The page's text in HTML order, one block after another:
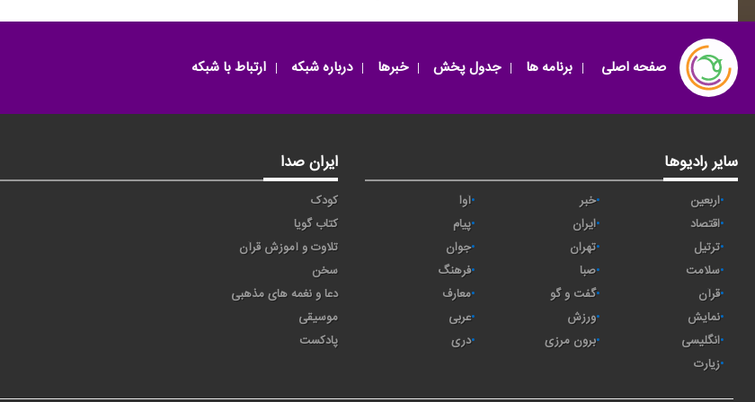
صفحه اصلی برنامه ها جدول پخش خبرها درباره شبکه ارتباط با شبکه
سایر رادیوها
اربعین خبر
آوا
اقتصاد
ايران
پیام
ترتیل
تهران
جوان
سلامت
صبا
فرهنگ
قرآن
گفت و گو
معارف
نمایش
ورزش
عربی
انگلیسی
برون مرزی
دری
زیارت
ایران صدا
کودک
کتاب گویا
تلاوت و آموزش قرآن
سخن
دعا و نغمه های مذهبی
موسیقی
پادکست